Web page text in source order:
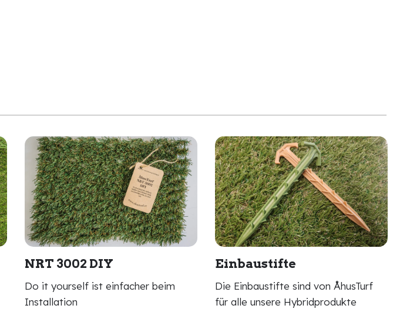
NRT 3002 DIY
Do it yourself ist einfacher beim
Installation
Einbaustifte
Die Einbaustifte sind von ÅhusTurf
für alle unsere Hybridprodukte